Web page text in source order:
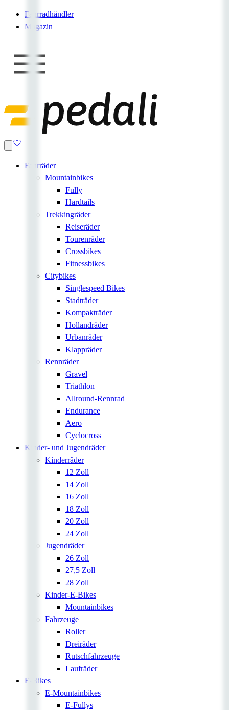
Fahrradhändler
Magazin
Fahrräder
Mountainbikes
Fully
Hardtails
Trekkingräder
Reiseräder
Tourenräder
Crossbikes
Fitnessbikes
Citybikes
Singlespeed Bikes
Stadträder
Kompakträder
Hollandräder
Urbanräder
Klappräder
Rennräder
Gravel
Triathlon
Allround-Rennrad
Endurance
Aero
Cyclocross
Kinder- und Jugendräder
Kinderräder
12 Zoll
14 Zoll
16 Zoll
18 Zoll
20 Zoll
24 Zoll
Jugendräder
26 Zoll
27,5 Zoll
28 Zoll
Kinder-E-Bikes
Mountainbikes
Fahrzeuge
Roller
Dreiräder
Rutschfahrzeuge
Laufräder
E-Bikes
E-Mountainbikes
E-Fullys